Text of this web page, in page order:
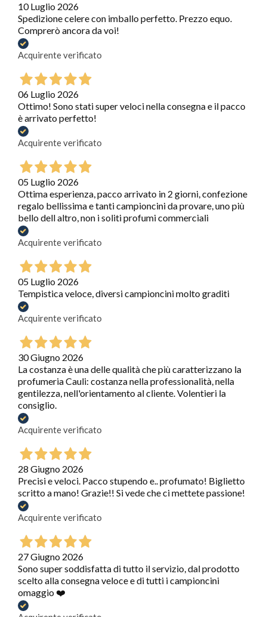
10 Luglio 2026
Spedizione celere con imballo perfetto. Prezzo equo.
Comprerò ancora da voi!
Acquirente verificato
06 Luglio 2026
Ottimo! Sono stati super veloci nella consegna e il pacco
è arrivato perfetto!
Acquirente verificato
05 Luglio 2026
Ottima esperienza, pacco arrivato in 2 giorni, confezione
regalo bellissima e tanti campioncini da provare, uno più
bello dell altro, non i soliti profumi commerciali
Acquirente verificato
05 Luglio 2026
Tempistica veloce, diversi campioncini molto graditi
Acquirente verificato
30 Giugno 2026
La costanza è una delle qualità che più caratterizzano la
profumeria Cauli: costanza nella professionalità, nella
gentilezza, nell'orientamento al cliente. Volentieri la
consiglio.
Acquirente verificato
28 Giugno 2026
Precisi e veloci. Pacco stupendo e.. profumato! Biglietto
scritto a mano! Grazie!! Si vede che ci mettete passione!
Acquirente verificato
27 Giugno 2026
Sono super soddisfatta di tutto il servizio, dal prodotto
scelto alla consegna veloce e di tutti i campioncini
omaggio ❤️